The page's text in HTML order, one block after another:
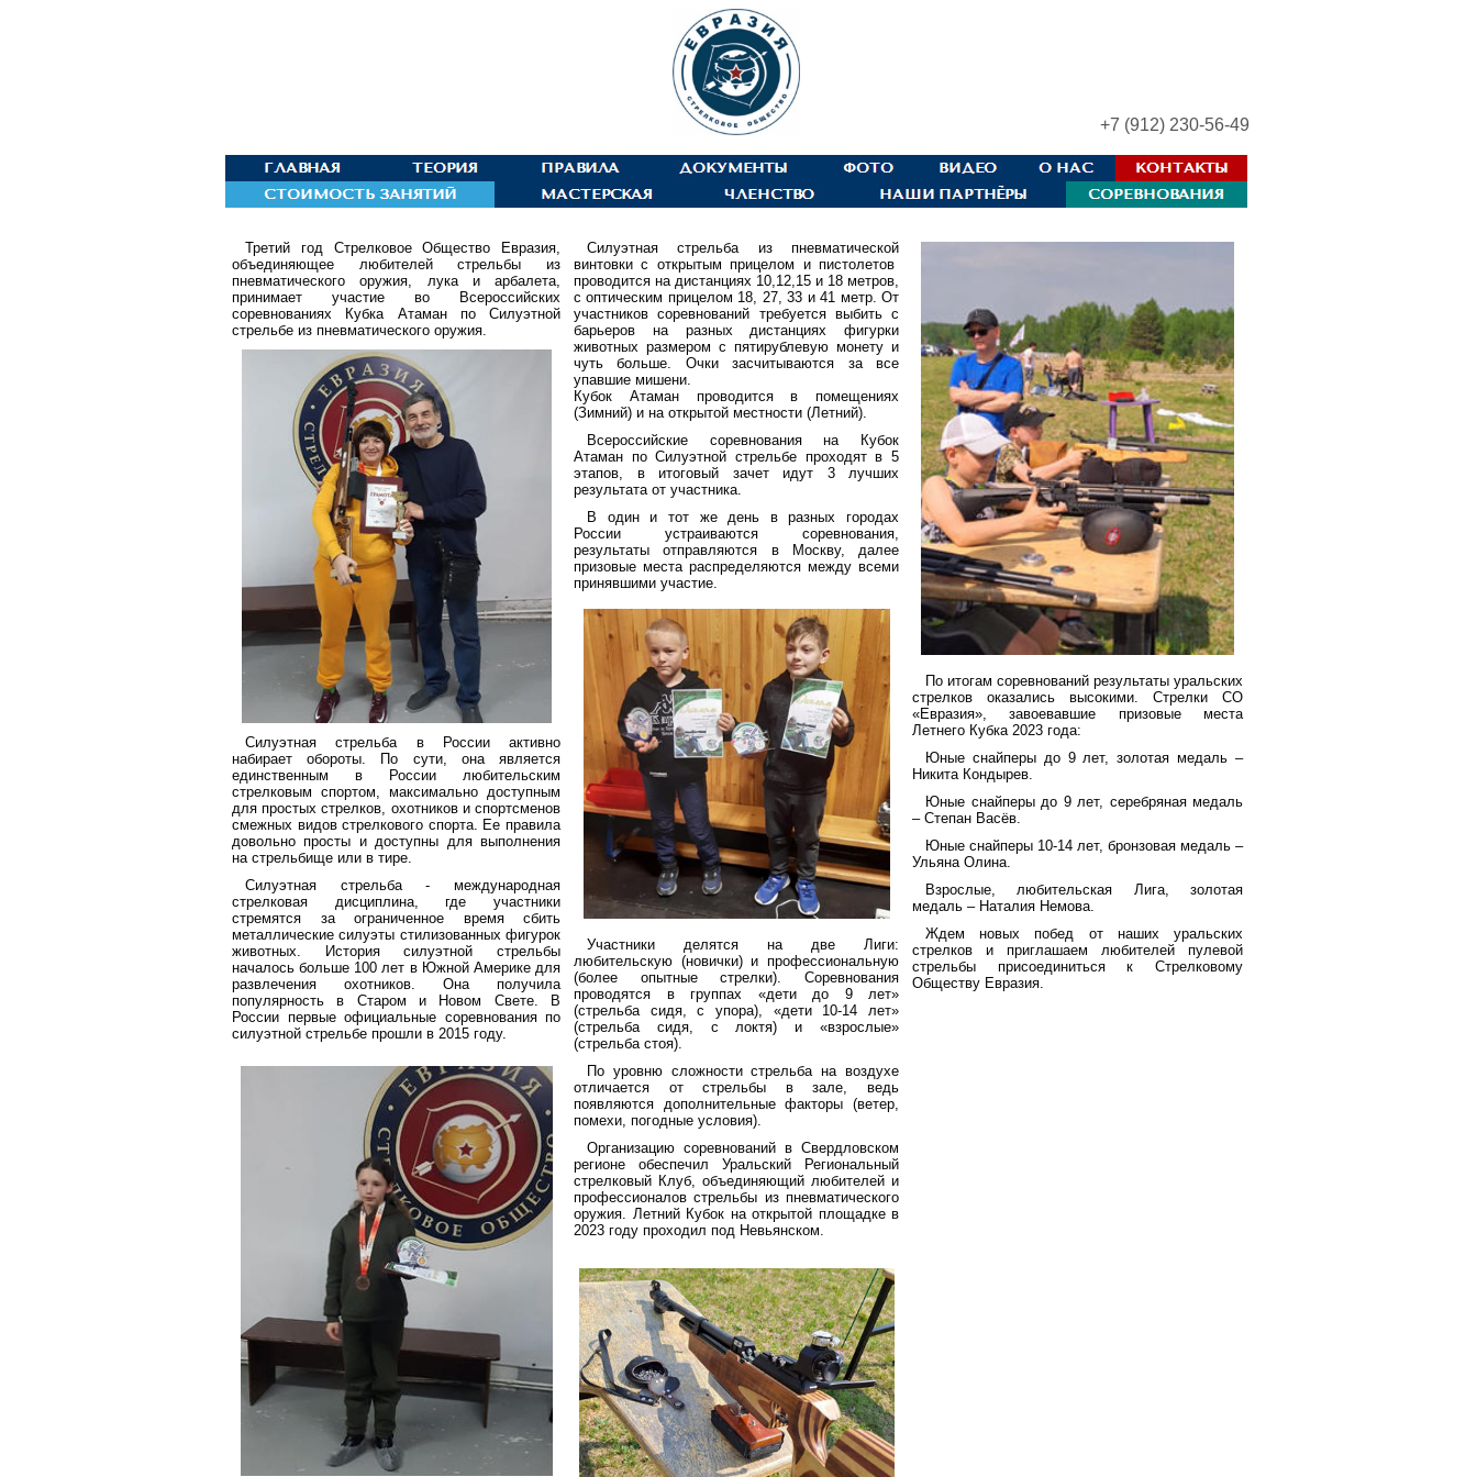
+7 (912) 230-56-49
Третий год Стрелковое Общество Евразия,
объединяющее любителей стрельбы из
пневматического оружия, лука и арбалета,
принимает участие во Всероссийских
соревнованиях Кубка Атаман по Силуэтной
стрельбе из пневматического оружия.
Силуэтная стрельба в России активно
набирает обороты. По сути, онаявляется
единственным в России любительским
стрелковым спортом, максимально доступным
для простых стрелков, охотников и спортсменов
смежных видов стрелкового спорта. Ее правила
довольно просты и доступны для выполнения
на стрельбище или в тире.
Силуэтная стрельба - международная
стрелковая дисциплина, где участники
стремятся за ограниченное время сбить
металлические силуэты стилизованных фигурок
животных.
История силуэтной стрельбы
началось больше 100 лет в Южной Америке для
развлечения охотников. Она получила
популярность в Старом и Новом Свете. В
России первые официальные соревнования по
силуэтной стрельбе прошли в 2015 году.
Силуэтная стрельба из пневматической
винтовки с открытым прицелом и пистолетов
проводится на дистанциях 10,12,15 и 18 метров,
с оптическим прицелом 18, 27, 33 и 41 метр. От
участников соревнований требуется выбить с
барьеров на разных дистанциях фигурки
животных размером с пятирублевую монету и
чуть больше. Очки засчитываются за все
упавшие мишени.
Кубок Атаман проводится в помещениях
(Зимний) и на открытой местности (Летний).
Всероссийские соревнования на Кубок
Атаман по Силуэтной стрельбе проходят в 5
этапов, в итоговый зачет идут 3 лучших
результата от участника.
В один и тот же день в разных городах
России устраиваются соревнования,
результаты отправляются в Москву, далее
призовые места распределяются между всеми
принявшими участие.
Участники делятся на две Лиги:
любительскую (новички) и профессиональную
(более опытные стрелки). Соревнования
проводятся в группах «дети до 9 лет»
(стрельба сидя, с упора), «дети 10-14 лет»
(стрельба сидя, с локтя) и «взрослые»
(стрельба стоя).
По уровню сложности стрельба на воздухе
отличается от стрельбы в зале, ведь
появляются дополнительные факторы (ветер,
помехи, погодные условия).
Организацию соревнований в Свердловском
регионе обеспечил Уральский Региональный
стрелковый Клуб, объединяющий любителей и
профессионалов стрельбы из пневматического
оружия. Летний Кубок на открытой площадке в
2023 году проходил под Невьянском.
По итогам соревнований результаты уральских
стрелков оказались высокими. Стрелки СО
«Евразия», завоевавшие призовые места
Летнего Кубка 2023 года:
Юные снайперы до 9 лет, золотая медаль –
Никита Кондырев.
Юные снайперы до 9 лет, серебряная медаль
– Степан Васёв.
Юные снайперы 10-14 лет, бронзовая медаль –
Ульяна Олина.
Взрослые, любительская Лига, золотая
медаль – Наталия Немова.
Ждем новых побед от наших уральских
стрелков и приглашаем любителей пулевой
стрельбы присоединиться к Стрелковому
Обществу Евразия.